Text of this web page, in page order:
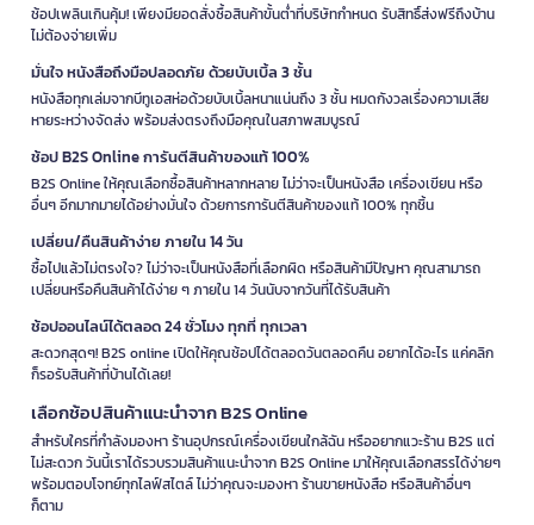
ช้อปเพลินเกินคุ้ม! เพียงมียอดสั่งซื้อสินค้าขั้นต่ำที่บริษัทกำหนด รับสิทธิ์ส่งฟรีถึงบ้าน
ไม่ต้องจ่ายเพิ่ม
มั่นใจ หนังสือถึงมือปลอดภัย ด้วยบับเบิ้ล 3 ชั้น
หนังสือทุกเล่มจากบีทูเอสห่อด้วยบับเบิ้ลหนาแน่นถึง 3 ชั้น หมดกังวลเรื่องความเสีย
หายระหว่างจัดส่ง พร้อมส่งตรงถึงมือคุณในสภาพสมบูรณ์
ช้อป B2S Online การันตีสินค้าของแท้ 100%
B2S Online ให้คุณเลือกซื้อสินค้าหลากหลาย ไม่ว่าจะเป็นหนังสือ เครื่องเขียน หรือ
อื่นๆ อีกมากมายได้อย่างมั่นใจ ด้วยการการันตีสินค้าของแท้ 100% ทุกชิ้น
เปลี่ยน/คืนสินค้าง่าย ภายใน 14 วัน
ซื้อไปแล้วไม่ตรงใจ? ไม่ว่าจะเป็นหนังสือที่เลือกผิด หรือสินค้ามีปัญหา คุณสามารถ
เปลี่ยนหรือคืนสินค้าได้ง่าย ๆ ภายใน 14 วันนับจากวันที่ได้รับสินค้า
ช้อปออนไลน์ได้ตลอด 24 ชั่วโมง ทุกที่ ทุกเวลา
สะดวกสุดๆ! B2S online เปิดให้คุณช้อปได้ตลอดวันตลอดคืน อยากได้อะไร แค่คลิก
ก็รอรับสินค้าที่บ้านได้เลย!
เลือกช้อปสินค้าแนะนำจาก B2S Online
สำหรับใครที่กำลังมองหา ร้านอุปกรณ์เครื่องเขียนใกล้ฉัน หรืออยากแวะร้าน B2S แต่
ไม่สะดวก วันนี้เราได้รวบรวมสินค้าแนะนำจาก B2S Online มาให้คุณเลือกสรรได้ง่ายๆ
พร้อมตอบโจทย์ทุกไลฟ์สไตล์ ไม่ว่าคุณจะมองหา ร้านขายหนังสือ หรือสินค้าอื่นๆ
ก็ตาม